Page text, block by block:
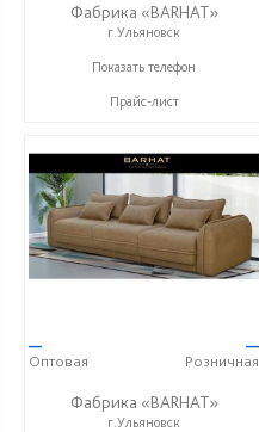
Фабрика «BARHAT»
г.Ульяновск
+7 (996) 219-29-77
Показать телефон
Прайс-лист
—
Оптовая
—
Розничная
Фабрика «BARHAT»
г.Ульяновск